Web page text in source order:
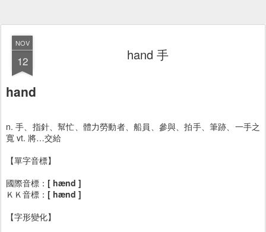
NOV
12 hand 手
hand
n. 手、指針、幫忙、體力勞動者、船員、參與、拍手、筆跡、一手之
寬 vt. 將…交給
【單字音標】
國際音標： [ hænd ]
ＫＫ音標： [ hænd ]
【字形變化】